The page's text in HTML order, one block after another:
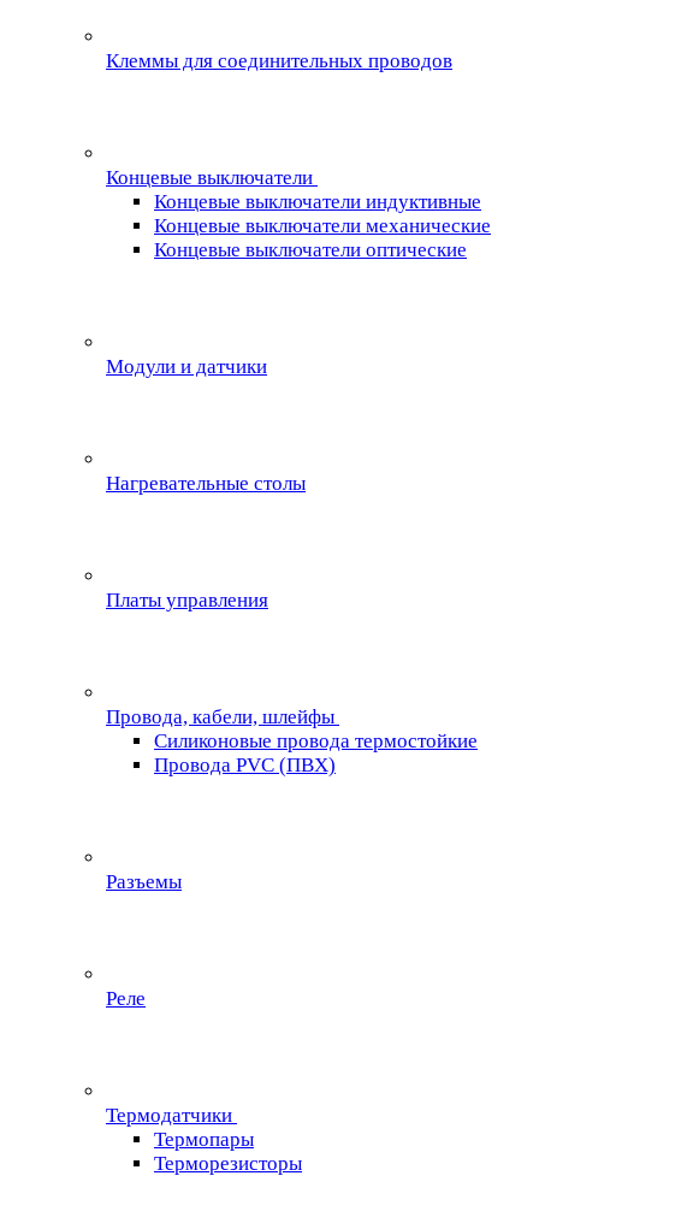
Клеммы для соединительных проводов
Концевые выключатели
Концевые выключатели индуктивные
Концевые выключатели механические
Концевые выключатели оптические
Модули и датчики
Нагревательные столы
Платы управления
Провода, кабели, шлейфы
Силиконовые провода термостойкие
Провода PVC (ПВХ)
Разъемы
Реле
Термодатчики
Термопары
Терморезисторы